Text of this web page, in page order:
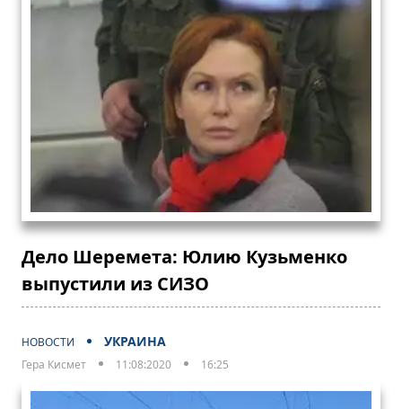
Дело Шеремета: Юлию Кузьменко
выпустили из СИЗО
НОВОСТИ УКРАИНА
Гера Кисмет 11:08:2020 16:25